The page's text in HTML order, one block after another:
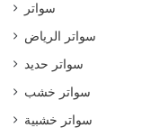
سواتر
سواتر الرياض
سواتر حديد
سواتر خشب
سواتر خشبية